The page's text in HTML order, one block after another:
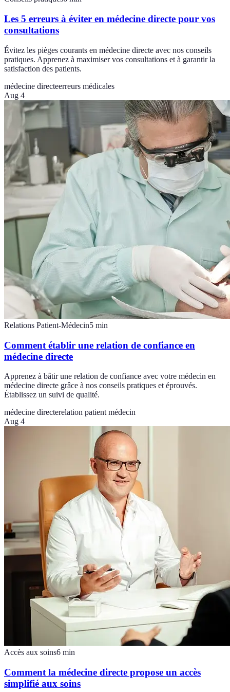
Les 5 erreurs à éviter en médecine directe pour vos
consultations
Évitez les pièges courants en médecine directe avec nos conseils
pratiques. Apprenez à maximiser vos consultations et à garantir la
satisfaction des patients.
médecine directeerreurs médicales
Aug 4
Relations Patient-Médecin5 min
Comment établir une relation de confiance en
médecine directe
Apprenez à bâtir une relation de confiance avec votre médecin en
médecine directe grâce à nos conseils pratiques et éprouvés.
Établissez un suivi de qualité.
médecine directerelation patient médecin
Aug 4
Accès aux soins6 min
Comment la médecine directe propose un accès
simplifié aux soins